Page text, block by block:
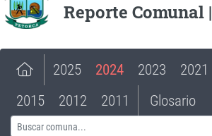
Reporte Comunal |
2025 2024 2023 2021
2015
2012 2011 Glosario